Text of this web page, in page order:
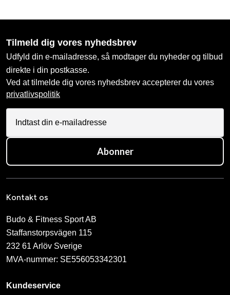
Tilmeld dig vores nyhedsbrev
Udfyld din e-mailadresse, så modtager du nyheder og tilbud
direkte i din postkasse.
Ved at tilmelde dig vores nyhedsbrev accepterer du vores
privatlivspolitik
Abonner
Kontakt os
Budo & Fitness Sport AB
Staffanstorpsvägen 115
232 61 Arlöv Sverige
MVA-nummer: SE556053342301
Kundeservice